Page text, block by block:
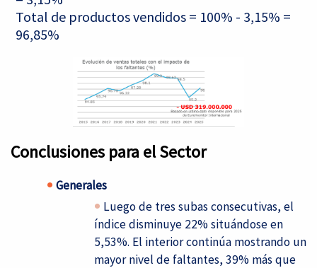
Total de productos vendidos = 100% - 3,15% =
96,85%
Conclusiones para el Sector
Generales
Luego de tres subas consecutivas, el
índice disminuye 22% situándose en
5,53%. El interior continúa mostrando un
mayor nivel de faltantes, 39% más que